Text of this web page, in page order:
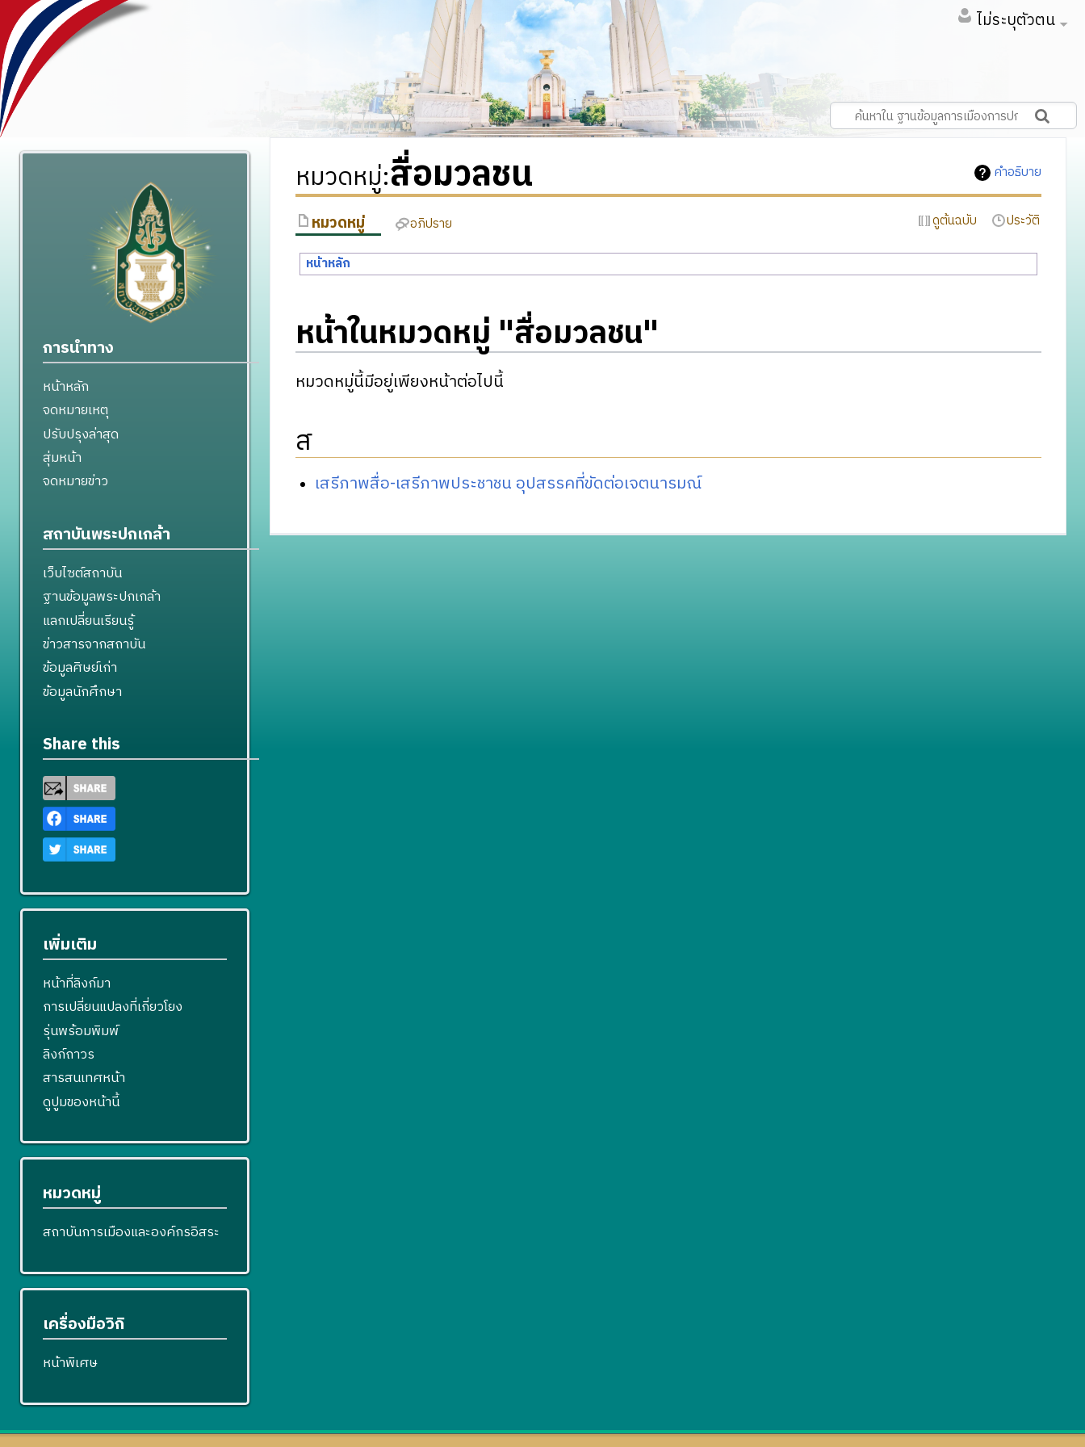
ไม่ระบุตัวตน
คำอธิบาย
หมวดหมู่:สื่อมวลชน
หมวดหมู่ อภิปราย ดูต้นฉบับ ประวัติ
หน้าหลัก
หน้าในหมวดหมู่ "สื่อมวลชน"
หมวดหมู่นี้มีอยู่เพียงหน้าต่อไปนี้
ส
เสรีภาพสื่อ-เสรีภาพประชาชน อุปสรรคที่ขัดต่อเจตนารมณ์
การนำทาง
หน้าหลัก
จดหมายเหตุ
ปรับปรุงล่าสุด
สุ่มหน้า
จดหมายข่าว
สถาบันพระปกเกล้า
เว็บไซต์สถาบัน
ฐานข้อมูลพระปกเกล้า
แลกเปลี่ยนเรียนรู้
ข่าวสารจากสถาบัน
ข้อมูลศิษย์เก่า
ข้อมูลนักศึกษา
Share this
เพิ่มเติม
หน้าที่ลิงก์มา
การเปลี่ยนแปลงที่เกี่ยวโยง
รุ่นพร้อมพิมพ์
ลิงก์ถาวร
สารสนเทศหน้า
ดูปูมของหน้านี้
หมวดหมู่
สถาบันการเมืองและองค์กรอิสระ
เครื่องมือวิกิ
หน้าพิเศษ